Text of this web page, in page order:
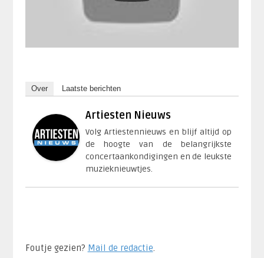
Over Laatste berichten
Artiesten Nieuws
Volg Artiestennieuws en blijf altijd op
de hoogte van de belangrijkste
concertaankondigingen en de leukste
muzieknieuwtjes.
Foutje gezien? Mail de redactie.​